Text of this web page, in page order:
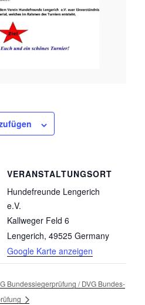
VERANSTALTUNGSORT
Hundefreunde Lengerich
e.V.
Kallweger Feld 6
Lengerich, 49525 Germany
Google Karte anzeigen
Bundessiegerprüfung / DVG Bundes-